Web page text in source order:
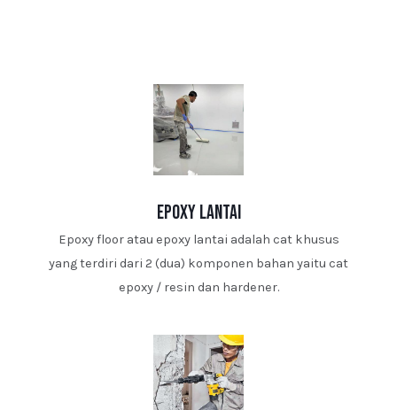
epoxy lantai
Epoxy floor atau epoxy lantai adalah cat khusus
yang terdiri dari 2 (dua) komponen bahan yaitu cat
epoxy / resin dan hardener.